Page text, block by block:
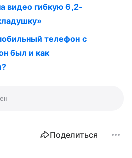
видео гибкую 6,2-
телефон с
был и как
Поделиться